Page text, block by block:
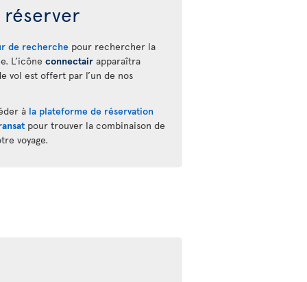
de recherchepour rechercher la
L’icône connectairapparaîtra
vol est offert par l’un de nos
à la plateforme de réservation
pour trouver la combinaison de
voyage.